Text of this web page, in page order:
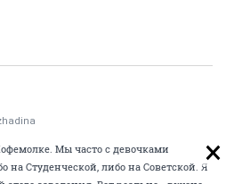
Мы часто с девочками
на Студенческой, либо на Советской. Я